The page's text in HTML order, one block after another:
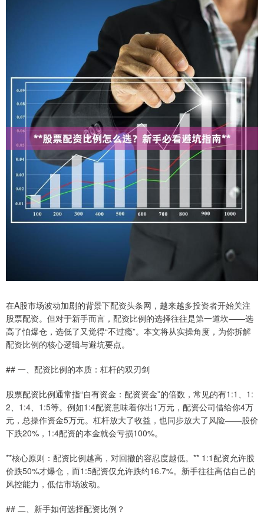
在A股市场波动加剧的背景下配资头条网，越来越多投资者开始关注
股票配资。但对于新手而言，配资比例的选择往往是第一道坎——选
高了怕爆仓，选低了又觉得“不过瘾”。本文将从实操角度，为你拆解
配资比例的核心逻辑与避坑要点。
## 一、配资比例的本质：杠杆的双刃剑
股票配资比例通常指“自有资金：配资资金”的倍数，常见的有1:1、1:
2、1:4、1:5等。例如1:4配资意味着你出1万元，配资公司借给你4万
元，总操作资金5万元。杠杆放大了收益，也同步放大了风险——股价
下跌20%，1:4配资的本金就会亏损100%。
**核心原则：配资比例越高，对回撤的容忍度越低。** 1:1配资允许股
价跌50%才爆仓，而1:5配资仅允许跌约16.7%。新手往往高估自己的
风控能力，低估市场波动。
## 二、新手如何选择配资比例？